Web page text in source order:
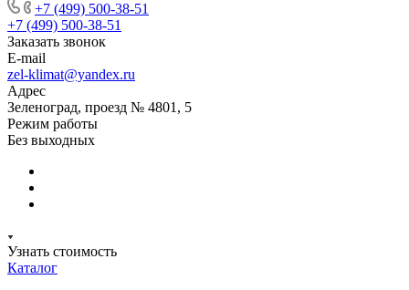
+7 (499) 500-38-51
+7 (499) 500-38-51
Заказать звонок
E-mail
zel-klimat@yandex.ru
Адрес
Зеленоград, проезд № 4801, 5
Режим работы
Без выходных
Узнать стоимость
Каталог